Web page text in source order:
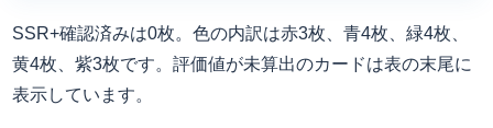
SSR+確認済みは0枚。色の内訳は赤3枚、青4枚、緑4枚、
黄4枚、紫3枚です。評価値が未算出のカードは表の末尾に
表示しています。